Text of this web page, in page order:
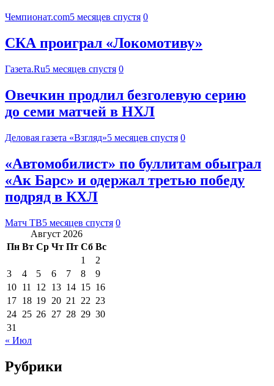
Чемпионат.com5 месяцев спустя 0
СКА проиграл «Локомотиву»
Газета.Ru5 месяцев спустя 0
Овечкин продлил безголевую серию
до семи матчей в НХЛ
Деловая газета «Взгляд»5 месяцев спустя 0
«Автомобилист» по буллитам обыграл
«Ак Барс» и одержал третью победу
подряд в КХЛ
Матч ТВ5 месяцев спустя 0
Август 2026
Пн Вт Ср Чт Пт Сб Вс
1
2
3
4 5 6 7 8
9
10 11 12 13 14 15 16
17 18 19 20 21 22 23
24 25 26 27 28 29 30
31
« Июл
Рубрики